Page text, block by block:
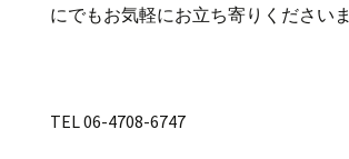
にでもお気軽にお立ち寄りくださいま
TEL 06-4708-6747